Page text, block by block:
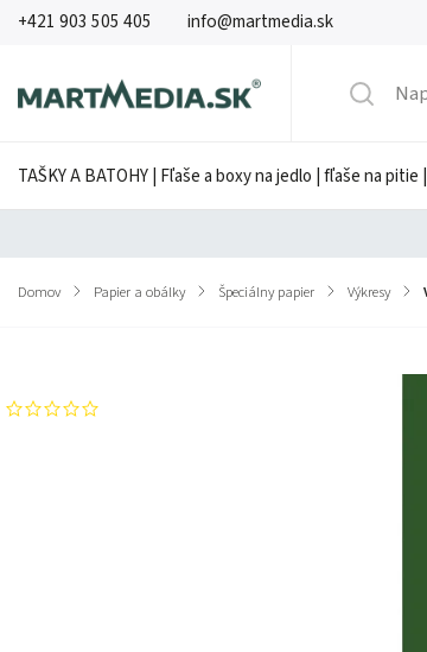
+421 903 505 405 info@martmedia.sk
TAŠKY A BATOHY | Fľaše a boxy na jedlo | fľaše na pitie
Domov / Papier a obálky / Špeciálny papier / Výkresy /